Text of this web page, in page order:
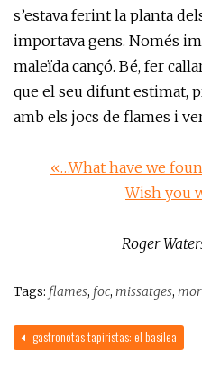
s’estava ferint la planta
importava gens. Només
maleïda cançó. Bé, fer
que el seu difunt estimat,
amb els jocs de flames i
«…What have we
Wish you
Roger
Tags: flames, foc, missatges,
gastronotas tapiristas: el basilea